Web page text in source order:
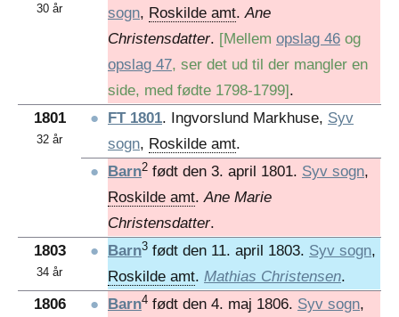
30 år
sogn, Roskilde amt.Ane
Christensdatter. [Mellem opslag 46 og
opslag 47, ser det ud til der mangler en
side, med fødte 1798-1799].
1801
32 år
● FT 1801. Ingvorslund Markhuse, Syv
sogn, Roskilde amt.
●
Barn2 født den 3. april 1801. Syv sogn,
Roskilde amt.Ane Marie
Christensdatter.
1803
34 år
● Barn3 født den 11. april 1803. Syv sogn,
Roskilde amt. Mathias Christensen.
1806
● Barn4 født den 4. maj 1806. Syv sogn,